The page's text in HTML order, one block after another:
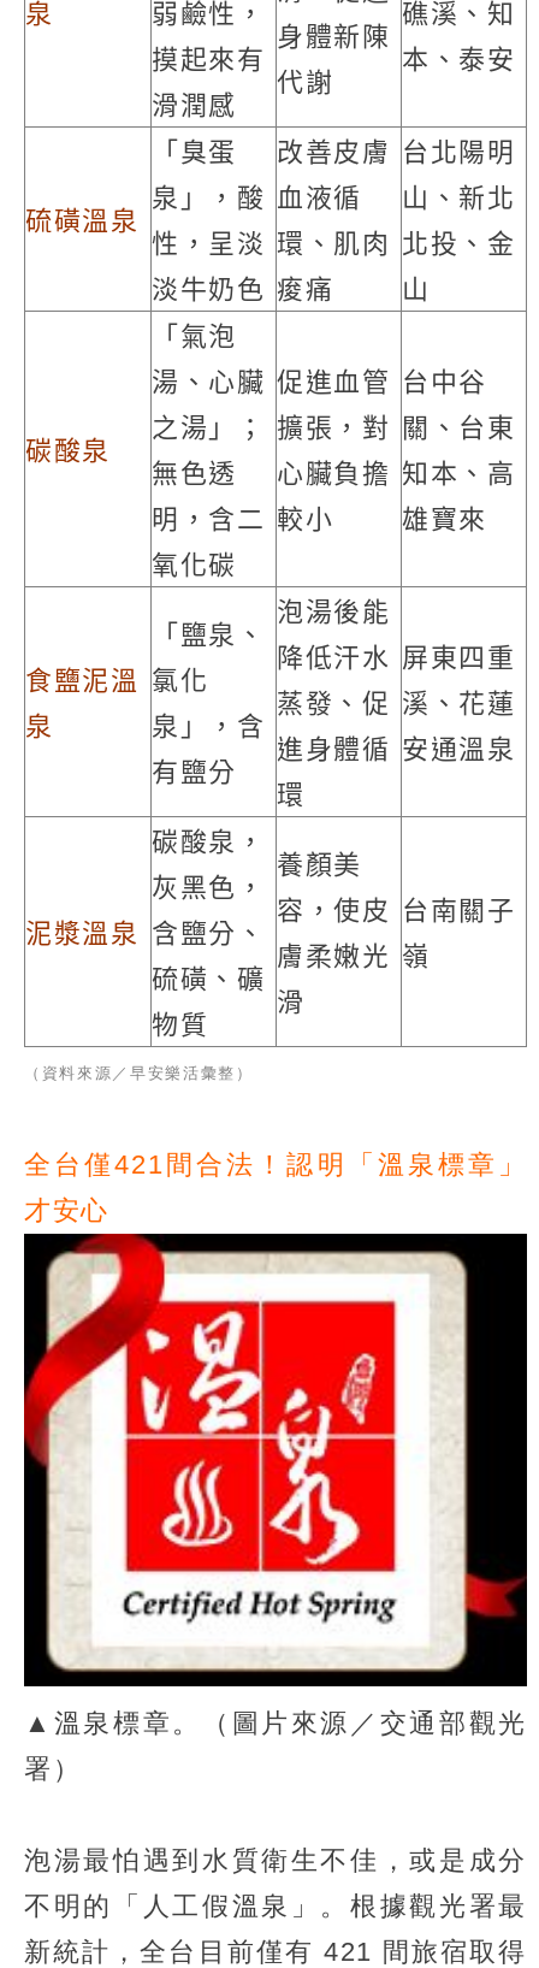
泉
弱鹼性，
摸起來有
滑潤感
身體新陳
代謝
礁溪、知
本、泰安
硫磺溫泉
「臭蛋
泉」，酸
性，呈淡
淡牛奶色
改善皮膚
血液循
環、肌肉
痠痛
台北陽明
山、新北
北投、金
山
碳酸泉
「氣泡
湯、心臟
之湯」；
無色透
明，含二
氧化碳
促進血管
擴張，對
心臟負擔
較小
台中谷
關、台東
知本、高
雄寶來
食鹽泥溫
泉
「鹽泉、
氯化
泉」，含
有鹽分
泡湯後能
降低汗水
蒸發、促
進身體循
環
屏東四重
溪、花蓮
安通溫泉
泥漿溫泉
碳酸泉，
灰黑色，
含鹽分、
硫磺、礦
物質
養顏美
容，使皮
膚柔嫩光
滑
台南關子
嶺
（資料來源／早安樂活彙整）
全台僅421間合法！認明「溫泉標章」
才安心
▲溫泉標章。（圖片來源／交通部觀光
署）
泡湯最怕遇到水質衛生不佳，或是成分
不明的「人工假溫泉」。根據觀光署最
新統計，全台目前僅有 421 間旅宿取得